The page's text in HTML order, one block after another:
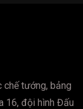
chế tướng, bảng
16, đội hình Đấu